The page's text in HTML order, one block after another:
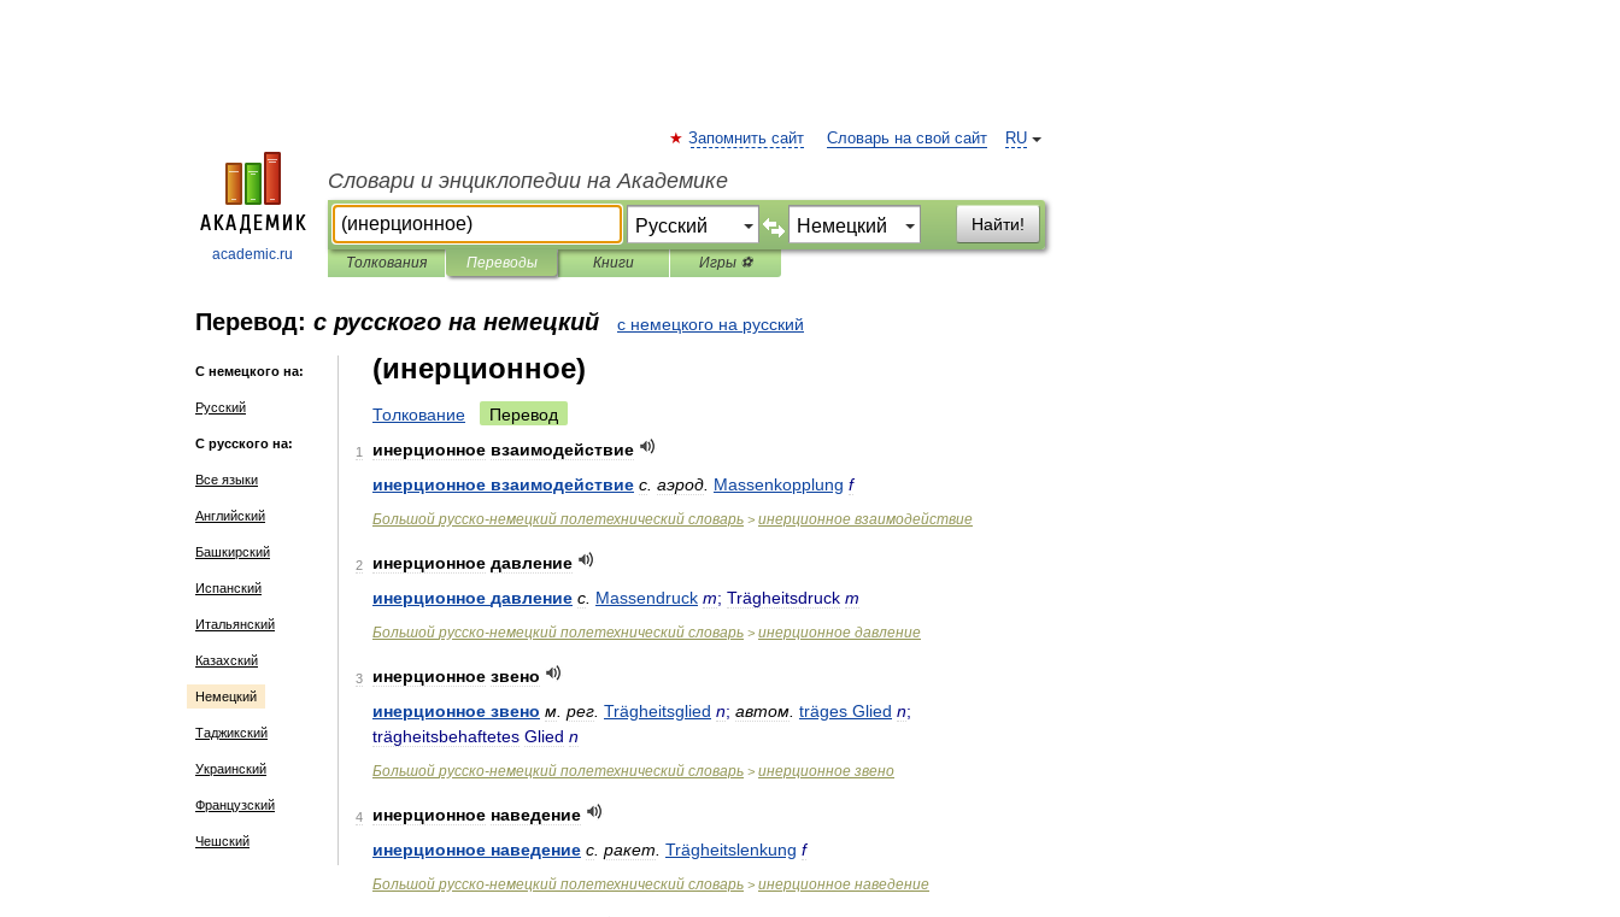
academic.ru
RU
Запомнить сайт Словарь на свой сайт
Словари и энциклопедии на Академике
Найти!
Толкования Переводы Книги Игры ⚽
Перевод: с русского на немецкий с немецкого на русский
С немецкого на:
Русский
С русского на:
Все языки
Английский
Башкирский
Испанский
Итальянский
Казахский
Немецкий
Таджикский
Украинский
Французский
Чешский
(инерционное)
Толкование Перевод
1 инерционное взаимодействие
инерционное взаимодействие с аэрод Massenkopplung f
Большой русско-немецкий полетехнический словарь > инерционное взаимодействие
2 инерционное давление
инерционное давление с Massendruck m; Trägheitsdruck m
Большой русско-немецкий полетехнический словарь > инерционное давление
3 инерционное звено
инерционное звено м рег Trägheitsglied n; автом träges Glied n;
trägheitsbehaftetes Glied n
Большой русско-немецкий полетехнический словарь > инерционное звено
4 инерционное наведение
инерционное наведение с ракет Trägheitslenkung f
Большой русско-немецкий полетехнический словарь > инерционное наведение